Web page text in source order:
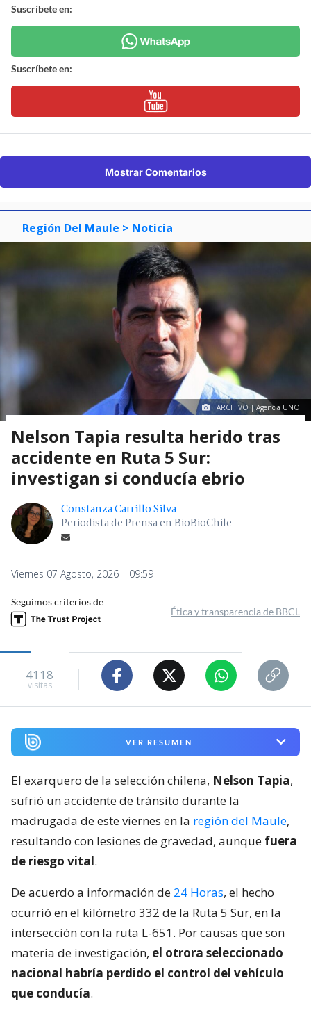
Suscríbete en:
Suscríbete en:
Mostrar Comentarios
Región Del Maule > Noticia
ARCHIVO | Agencia UNO
Nelson Tapia resulta herido tras
accidente en Ruta 5 Sur:
investigan si conducía ebrio
Constanza Carrillo Silva
Periodista de Prensa en BioBioChile
Viernes 07 Agosto, 2026 | 09:59
Seguimos criterios de
Ética y transparencia de BBCL
4118
visitas
VER RESUMEN
El exarquero de la selección chilena, Nelson Tapia,
sufrió un accidente de tránsito durante la
madrugada de este viernes en la región del Maule,
resultando con lesiones de gravedad, aunque fuera
de riesgo vital.
De acuerdo a información de 24 Horas, el hecho
ocurrió en el kilómetro 332 de la Ruta 5 Sur, en la
intersección con la ruta L-651. Por causas que son
materia de investigación, el otrora seleccionado
nacional habría perdido el control del vehículo
que conducía.